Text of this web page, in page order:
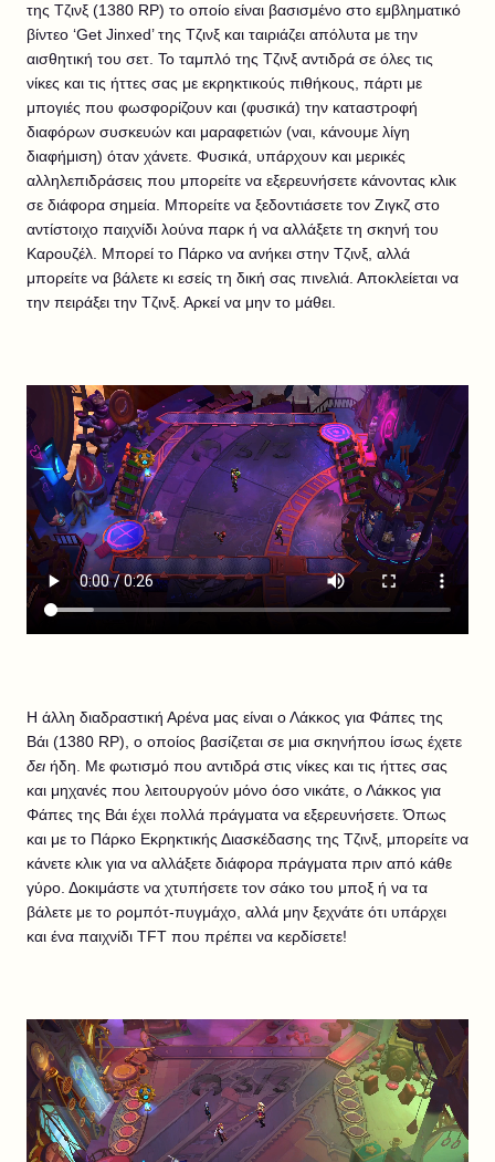
της Τζινξ (1380 RP) το οποίο είναι βασισμένο στο εμβληματικό
βίντεο ‘Get Jinxed’ της Τζινξ και ταιριάζει απόλυτα με την
αισθητική του σετ. Το ταμπλό της Τζινξ αντιδρά σε όλες τις
νίκες και τις ήττες σας με εκρηκτικούς πιθήκους, πάρτι με
μπογιές που φωσφορίζουν και (φυσικά) την καταστροφή
διαφόρων συσκευών και μαραφετιών (ναι, κάνουμε λίγη
διαφήμιση) όταν χάνετε. Φυσικά, υπάρχουν και μερικές
αλληλεπιδράσεις που μπορείτε να εξερευνήσετε κάνοντας κλικ
σε διάφορα σημεία. Μπορείτε να ξεδοντιάσετε τον Ζιγκζ στο
αντίστοιχο παιχνίδι λούνα παρκ ή να αλλάξετε τη σκηνή του
Καρουζέλ. Μπορεί το Πάρκο να ανήκει στην Τζινξ, αλλά
μπορείτε να βάλετε κι εσείς τη δική σας πινελιά. Αποκλείεται να
την πειράξει την Τζινξ. Αρκεί να μην το μάθει.
Η άλλη διαδραστική Αρένα μας είναι ο Λάκκος για Φάπες της
Βάι (1380 RP), ο οποίος βασίζεται σε μια σκηνήπου ίσως έχετε
δει ήδη. Με φωτισμό που αντιδρά στις νίκες και τις ήττες σας
και μηχανές που λειτουργούν μόνο όσο νικάτε, ο Λάκκος για
Φάπες της Βάι έχει πολλά πράγματα να εξερευνήσετε. Όπως
και με το Πάρκο Εκρηκτικής Διασκέδασης της Τζινξ, μπορείτε να
κάνετε κλικ για να αλλάξετε διάφορα πράγματα πριν από κάθε
γύρο. Δοκιμάστε να χτυπήσετε τον σάκο του μποξ ή να τα
βάλετε με το ρομπότ-πυγμάχο, αλλά μην ξεχνάτε ότι υπάρχει
και ένα παιχνίδι TFT που πρέπει να κερδίσετε!